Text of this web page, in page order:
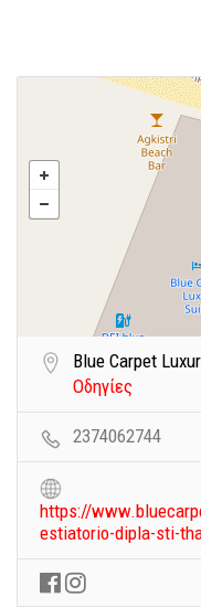
Blue Carpet
Οδηγίες
2374062744
https://
estiatorio-dipla-sti-